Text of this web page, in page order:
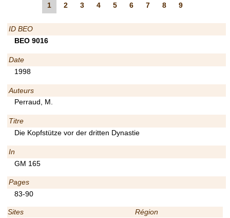
1
2 3 4 5 6 7 8 9
ID BEO
BEO 9016
Date
1998
Auteurs
Perraud, M.
Titre
Die Kopfstütze vor der dritten Dynastie
In
GM 165
Pages
83-90
Sites Région